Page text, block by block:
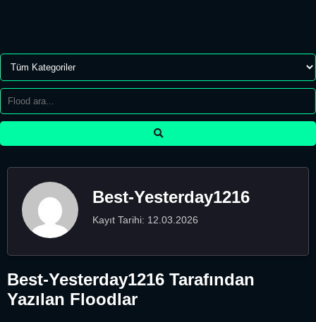
Best-Yesterday1216
Kayıt Tarihi: 12.03.2026
Best-Yesterday1216 Tarafından
Yazılan Floodlar